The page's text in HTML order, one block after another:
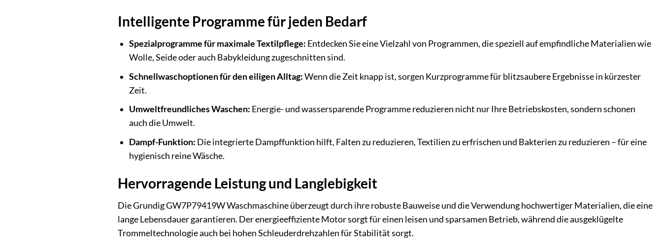
Intelligente Programme für jeden Bedarf
Spezialprogramme für maximale Textilpflege: Entdecken Sie eine Vielzahl von Programmen, die speziell auf empfindliche Materialien wie
Wolle, Seide oder auch Babykleidung zugeschnitten sind.
Schnellwaschoptionen für den eiligen Alltag:Wenn die Zeit knapp ist, sorgen Kurzprogramme für blitzsaubere Ergebnisse in kürzester
Zeit.
Umweltfreundliches Waschen: Energie- und wassersparende Programme reduzieren nicht nur Ihre Betriebskosten, sondern schonen
auch die Umwelt.
Dampf-Funktion: Die integrierte Dampffunktion hilft, Falten zu reduzieren, Textilien zu erfrischen und Bakterien zu reduzieren – für eine
hygienisch reine Wäsche.
Hervorragende Leistung und Langlebigkeit
Die Grundig GW7P79419W Waschmaschine überzeugt durch ihre robuste Bauweise und die Verwendung hochwertiger Materialien, die eine
lange Lebensdauer garantieren. Der energieeffiziente Motor sorgt für einen leisen und sparsamen Betrieb, während die ausgeklügelte
Trommeltechnologie auch bei hohen Schleuderdrehzahlen für Stabilität sorgt.